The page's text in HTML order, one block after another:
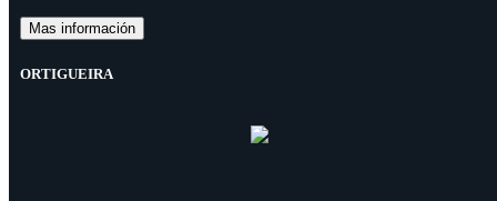
Mas información
ORTIGUEIRA